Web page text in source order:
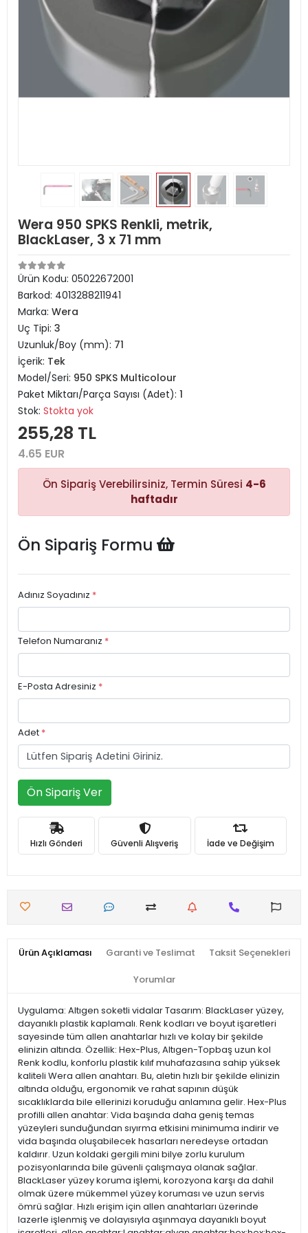
Wera 950 SPKS Renkli, metrik,
BlackLaser, 3 x 71 mm
Ürün Kodu: 05022672001
Barkod: 4013288211941
Marka: Wera
Uç Tipi: 3
Uzunluk/Boy (mm): 71
İçerik: Tek
Model/Seri: 950 SPKS Multicolour
Paket Miktarı/Parça Sayısı (Adet): 1
Stok: Stokta yok
255,28 TL
4.65 EUR
Ön Sipariş Verebilirsiniz, Termin Süresi 4-6
haftadır
Ön Sipariş Formu
Adınız Soyadınız *
Telefon Numaranız *
E-Posta Adresiniz *
Adet *
Ön Sipariş Ver
Hızlı Gönderi Güvenli Alışveriş İade ve Değişim
Ürün Açıklaması Garanti ve Teslimat Taksit Seçenekleri
Yorumlar
Uygulama: Altıgen soketli vidalar Tasarım: BlackLaser yüzey,
dayanıklı plastik kaplamalı. Renk kodları ve boyut işaretleri
sayesinde tüm allen anahtarlar hızlı ve kolay bir şekilde
elinizin altında. Özellik: Hex-Plus, Altıgen-Topbaş uzun kol
Renk kodlu, konforlu plastik kılıf muhafazasına sahip yüksek
kaliteli Wera allen anahtarı. Bu, aletin hızlı bir şekilde elinizin
altında olduğu, ergonomik ve rahat sapının düşük
sıcaklıklarda bile ellerinizi koruduğu anlamına gelir. Hex-Plus
profilli allen anahtar: Vida başında daha geniş temas
yüzeyleri sunduğundan sıyırma etkisini minimuma indirir ve
vida başında oluşabilecek hasarları neredeyse ortadan
kaldırır. Uzun koldaki gergili mini bilye zorlu kurulum
pozisyonlarında bile güvenli çalışmaya olanak sağlar.
BlackLaser yüzey koruma işlemi, korozyona karşı da dahil
olmak üzere mükemmel yüzey koruması ve uzun servis
ömrü sağlar. Hızlı erişim için allen anahtarları üzerinde
lazerle işlenmiş ve dolayısıyla aşınmaya dayanıklı boyut